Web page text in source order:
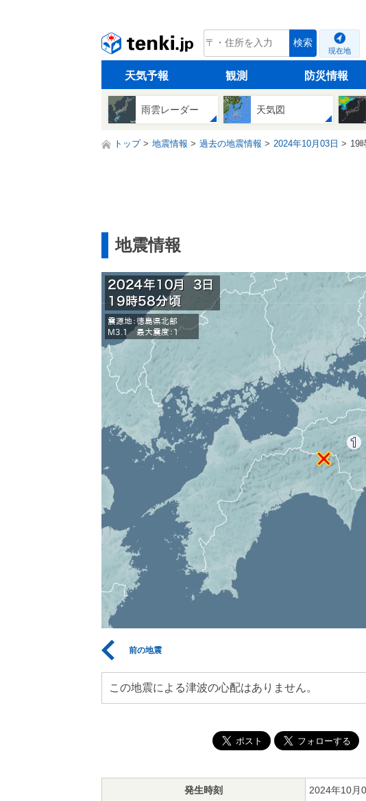
tenki.jp 検索
現在地
天気予報 観測 防災情報
雨雲レーダー 天気図
トップ 地震情報 過去の地震情報 2024年10月03日 19
地震情報
前の地震
この地震による津波の心配はありません。
発生時刻 2024年10月